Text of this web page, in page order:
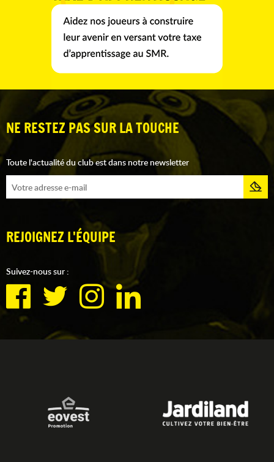
NE RESTEZ PAS SUR LA TOUCHE
Toute l'actualité du club est dans notre newsletter
REJOIGNEZ L'ÉQUIPE
Suivez-nous sur :